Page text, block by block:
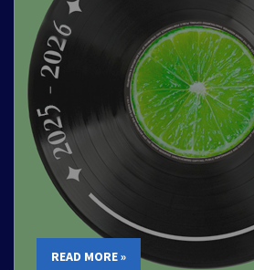
READ MORE »